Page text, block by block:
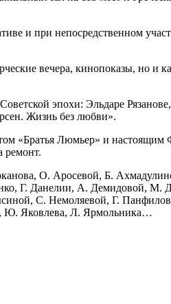
и при непосредственном
вечера, кинопоказы, но и
эпохи: Эльдаре
Жизнь без любви».
«Братья Люмьер» и
ремонт.
О. Аросевой, Б.
Г. Данелии, А. Демидовой, М.
С. Немоляевой, Г.
Ю. Яковлева, Л. Ярмольника…